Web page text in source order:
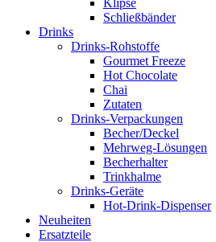
Klipse
Schließbänder
Drinks
Drinks-Rohstoffe
Gourmet Freeze
Hot Chocolate
Chai
Zutaten
Drinks-Verpackungen
Becher/Deckel
Mehrweg-Lösungen
Becherhalter
Trinkhalme
Drinks-Geräte
Hot-Drink-Dispenser
Neuheiten
Ersatzteile